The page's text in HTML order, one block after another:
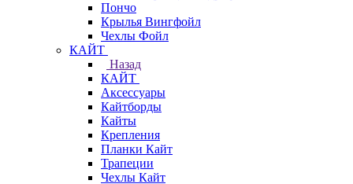
Пончо
Крылья Вингфойл
Чехлы Фойл
КАЙТ
Назад
КАЙТ
Аксессуары
Кайтборды
Кайты
Крепления
Планки Кайт
Трапеции
Чехлы Кайт